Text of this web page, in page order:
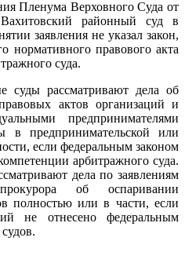
Пленума Верховного Суда от
районный суд в
заявления не указал закон,
нормативного правового акта
суда.
суды рассматривают дела об
актов организаций и
предпринимателями
в предпринимательской или
если федеральным законом
арбитражного суда.
дела по заявлениям
об оспаривании
полностью или в части, если
не отнесено федеральным